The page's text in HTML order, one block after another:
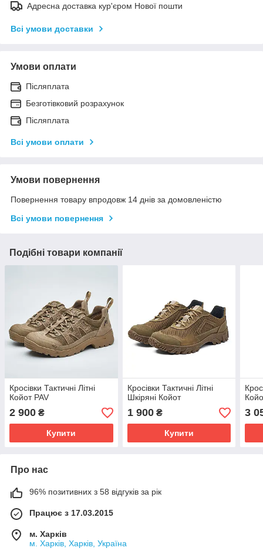
Адресна доставка кур'єром Нової пошти
Всі умови доставки
Умови оплати
Післяплата
Безготівковий розрахунок
Післяплата
Всі умови оплати
Умови повернення
Повернення товару впродовж 14 днів за домовленістю
Всі умови повернення
Подібні товари компанії
Кросівки Тактичні Літні
Койот PAV
2 900 ₴
Купити
Кросівки Тактичні Літні
Шкіряні Койот
1 900₴
Купити
3
Про нас
96% позитивних з 58 відгуків за рік
Працює з 17.03.2015
м. Харків
м. Харків, Харків, Україна